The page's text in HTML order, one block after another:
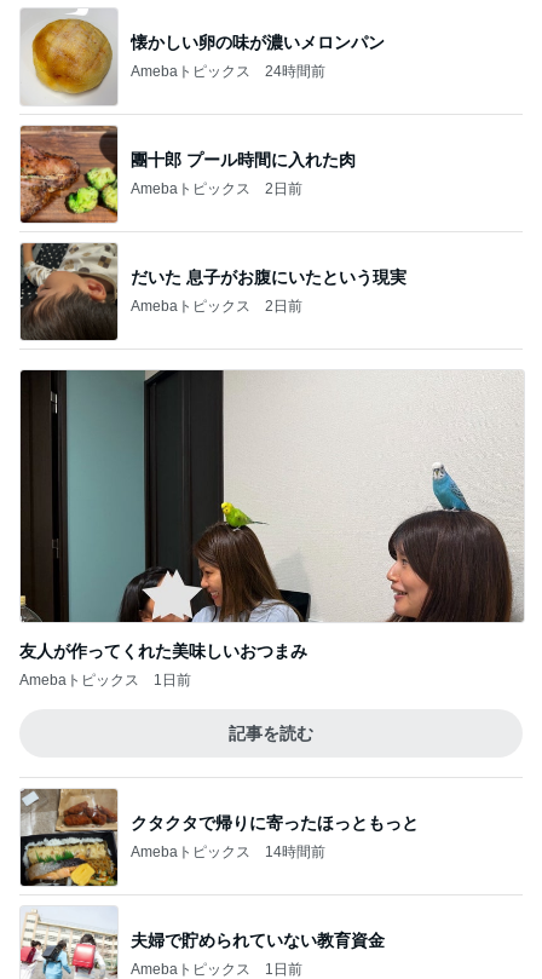
懐かしい卵の味が濃いメロンパン
Amebaトピックス 24時間前
團十郎 プール時間に入れた肉
Amebaトピックス 2日前
だいた 息子がお腹にいたという現実
Amebaトピックス 2日前
友人が作ってくれた美味しいおつまみ
Amebaトピックス 1日前
記事を読む
クタクタで帰りに寄ったほっともっと
Amebaトピックス 14時間前
夫婦で貯められていない教育資金
Amebaトピックス 1日前